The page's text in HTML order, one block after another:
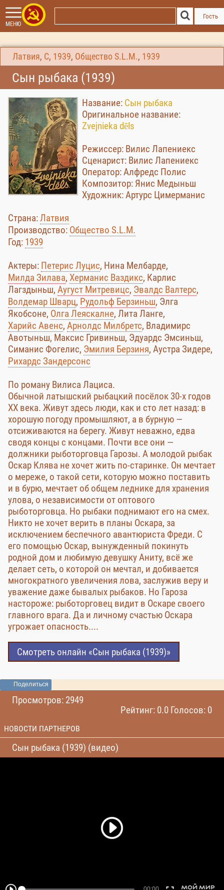
МЕНЮ
Гость
Латвия, С, 1939, Общество S.L.M., 1939
Сын рыбака (1939)
Название: Сын рыбака
Оригинальное название:
Zvejnieka dēls
Режиссер: Вилис Лапениекс
Сценарист: Вилис Лапениекс
Оператор: Алфредс Полис
Композитор: Янис Медыньш
Художник: Артурс Цимерманис
Страна:Латвия
Производство: Общество S.L.M.
Год: 1939
Актеры: Петерис Луцис, Нина Мелбарде,
Милда Зилава, Херманис Ваздикс, Карлис
Лагздыньш, Аугуст Митревицс, Эвалдс Валтерс,
Волдемар Шварц, Рудольф Берзиньш, Элга
Якобсоне, Олга Леяскалне, Лита Ланге,
Харийс Авенс, Арнолдc Милбретс, Владимирс
Авотыньш, Максис Гривиньш, Эдуардс Эмсиньш,
Симанис Фогелис, Эмилия Берзиня, Аустра Зидере,
Рихардс Зандерсонс
По роману Вилиса Лациса.
Обычной латышский рыбацкий посёлок 30-х годов
XX века. Живут здесь люди, как и сто лет назад: в
хорошую погоду промышляют, а в бурную —
отсиживаются на берегу. Живут неважно, едва
сводя концы с концами. Почти все они —
должники рыботорговца Гарозы. А молодой рыбак
Оскар Клява не хочет жить по-старинке. Он мечтает
о мереже, о такой сети, которую можно поставить
и в бурю, мечтает об общем леднике для хранения
улова, о независимости от оптового
рыботорговца. Но рыбаки поднимают его на смех.
Никто не хочет верить в планы Оскара, за
исключением беспечного авантюриста Фреди. С
его помощью Оскар, вынужденный покинуть
родной дом и любимую девушку Аниту, всё же
делает сеть, о которой он мечтал, и добивается
многократного увеличения лова, заслужив веру и
уважение даже бывалых рыбаков. Но Гароза
настороже: рыботорговец видит в Оскаре своего
главного врага. Да и личному счастью Оскара
угрожает опасность....
Смотреть онлайн «Сын рыбака (1939)»
Поделиться
Просмотров: 2949
Рейтинг: 0.0 Голосов: 0
НОВОСТИ ПАРТНЕРОВ
Сын рыбака (1939) (видео)